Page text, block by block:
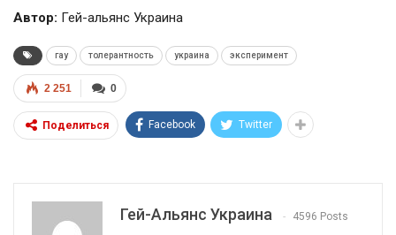
Автор: Гей-альянс Украина
гау толерантность украина эксперимент
0
2 251
Поделиться Facebook Twitter
Гей-Альянс Украина 4596 Posts